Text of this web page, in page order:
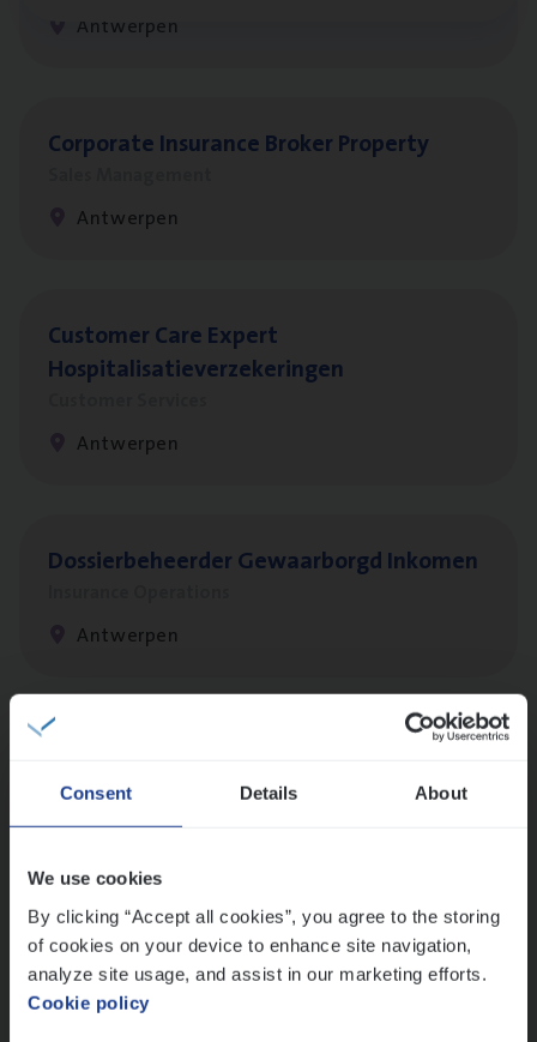
Consent Details About
We use cookies
By clicking “Accept all cookies”, you agree to the storing
of cookies on your device to enhance site navigation,
analyze site usage, and assist in our marketing efforts.
Cookie policy
Antwerpen
Cor­po­ra­te Insu­ran­ce Bro­ker Property
Antwerpen
Cus­to­mer Care Expert
Hospitalisatieverzekeringen
Antwerpen
Dos­sier­be­heer­der Gewaar­borgd Inkomen
Antwerpen
Dos­sier­be­heer­der Onder­ne­min­gen Van­b­
re­da Huys­mans — Mechelen
Dos­sier­be­heer­der Pro­per­ty verzekeringen
Insurance Operations